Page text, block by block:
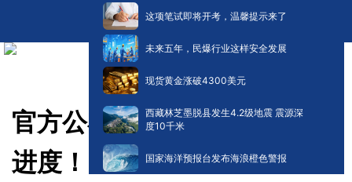
这项笔试即将开考，温馨提示来了
未来五年，民爆行业这样安全发展
现货黄金涨破4300美元
西藏林芝墨脱县发生4.2级地震 震源深
度10千米
国家海洋预报台发布海浪橙色警报
官方公布：武汉多条地铁续建
进度！